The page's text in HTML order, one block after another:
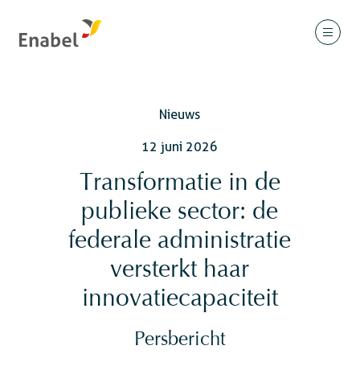
Nieuws
12 juni 2026
Transformatie in de
publieke sector: de
federale administratie
versterkt haar
innovatiecapaciteit
Persbericht